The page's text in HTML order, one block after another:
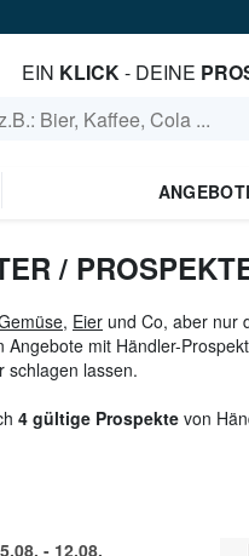
EIN KLICK- DEINE
/
, Eier und Co, aber nur
mit Händler-
schlagen lassen.
4 gültige Prospekte von
- 12.08.